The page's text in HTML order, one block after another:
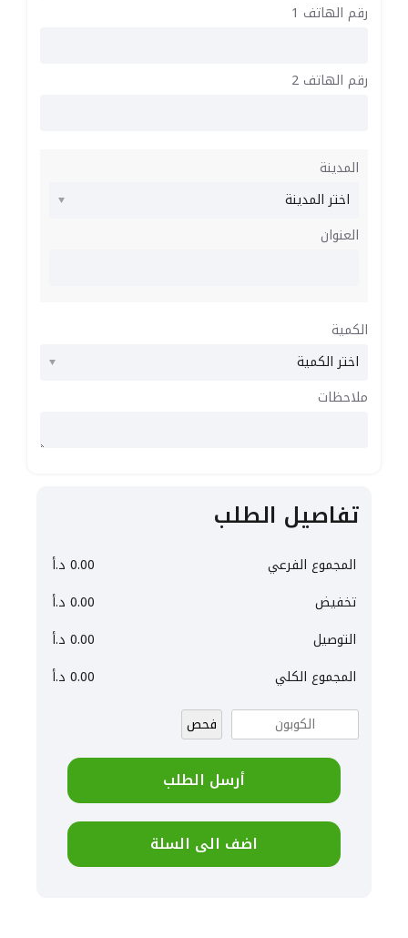
رقم الهاتف 1
رقم الهاتف 2
المدينة
العنوان
الكمية
ملاحظات
تفاصيل الطلب
المجموع الفرعي 0.00 د.أ
تخفيض
0.00 د.أ
التوصيل
0.00 د.أ
المجموع الكلي
0.00 د.أ
فحص
أرسل الطلب
اضف الى السلة